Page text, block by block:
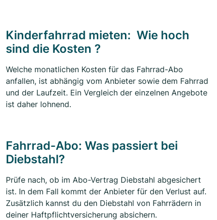
Kinderfahrrad mieten: Wie hoch
sind die Kosten ?
Welche monatlichen Kosten für das Fahrrad-Abo
anfallen, ist abhängig vom Anbieter sowie dem Fahrrad
und der Laufzeit. Ein Vergleich der einzelnen Angebote
ist daher lohnend.
Fahrrad-Abo: Was passiert bei
Diebstahl?
Prüfe nach, ob im Abo-Vertrag Diebstahl abgesichert
ist. In dem Fall kommt der Anbieter für den Verlust auf.
Zusätzlich kannst du den Diebstahl von Fahrrädern in
deiner Haftpflichtversicherung absichern.